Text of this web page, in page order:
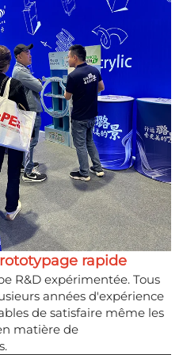
rapide
R&D expérimentée. Tous
années d'expérience
de satisfaire même les
matière de